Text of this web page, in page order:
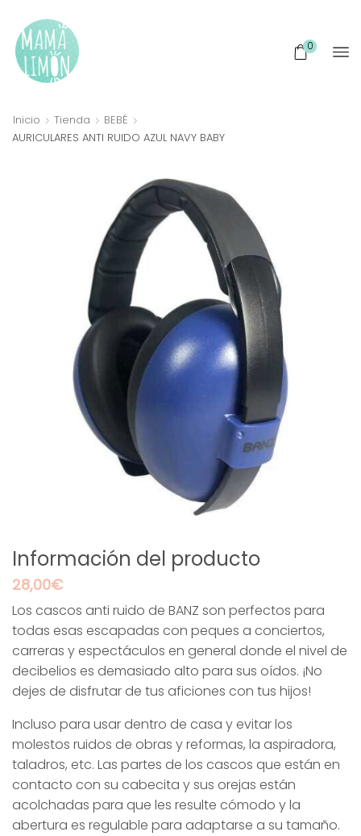
0
Inicio Tienda
BEBÉ
AURICULARES ANTI RUIDO AZUL NAVY BABY
Información del producto
28,00€
Los cascos anti ruido de BANZ son perfectos para
todas esas escapadas con peques a conciertos,
carreras y espectáculos en general donde el nivel de
decibelios es demasiado alto para sus oídos. ¡No
dejes de disfrutar de tus aficiones con tus hijos!
Incluso para usar dentro de casa y evitar los
molestos ruidos de obras y reformas, la aspiradora,
taladros, etc. Las partes de los cascos que están en
contacto con su cabecita y sus orejas están
acolchadas para que les resulte cómodo y la
abertura es regulable para adaptarse a su tamaño.